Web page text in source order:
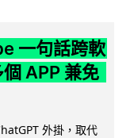
一句話跨軟
APP 兼免
外掛，取代